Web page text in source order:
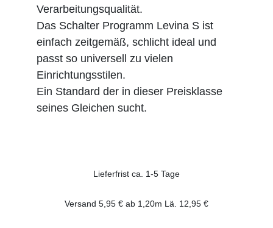
Verarbeitungsqualität.
Das Schalter Programm Levina S ist
einfach zeitgemäß, schlicht ideal und
passt so universell zu vielen
Einrichtungsstilen.
Ein Standard der in dieser Preisklasse
seines Gleichen sucht.
Lieferfrist ca. 1-5 Tage
Versand 5,95 € ab 1,20m Lä. 12,95 €